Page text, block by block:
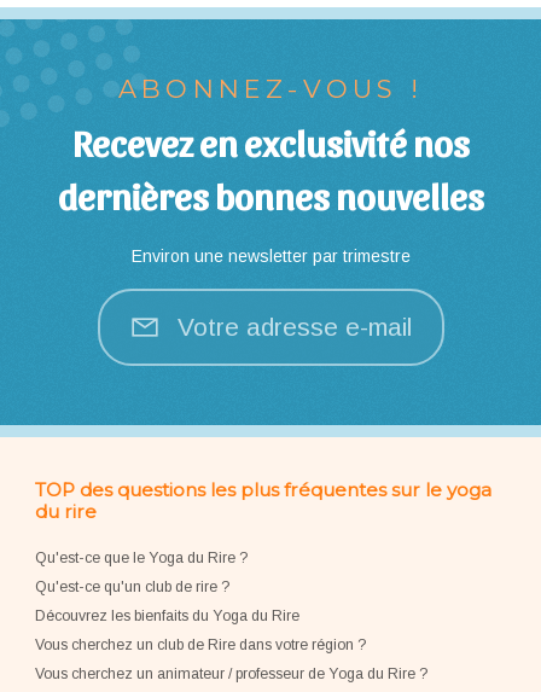
ABONNEZ-VOUS !
Recevez en exclusivité nos
dernières bonnes nouvelles
Environ une newsletter par trimestre
Votre adresse e-mail
TOP des questions les plus fréquentes sur le yoga
du rire
Qu'est-ce que le Yoga du Rire ?
Qu'est-ce qu'un club de rire ?
Découvrez les bienfaits du Yoga du Rire
Vous cherchez un club de Rire dans votre région ?
Vous cherchez un animateur / professeur de Yoga du Rire ?